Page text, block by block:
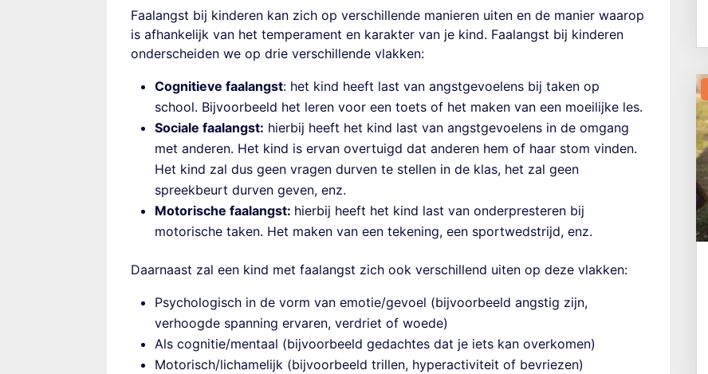
Faalangst bij kinderen kan zich op verschillende manieren uiten en de manier waarop
is afhankelijk van het temperament en karakter van je kind. Faalangst bij kinderen
onderscheiden we op drie verschillende vlakken:
Cognitieve faalangst: het kind heeft last van angstgevoelens bijtaken op
school. Bijvoorbeeld het lerenvooreen toets of het maken van een moeilijke les.
Sociale faalangst: hierbij heeft het kind last van angstgevoelens in de omgang
met anderen. Het kind is ervan overtuigd dat anderen hem of haar stom vinden.
Het kind zal dus geen vragen durvente stellen in de klas, het zal geen
spreekbeurt durvengeven, enz.
Motorische faalangst: hierbij heeft het kind last van onderpresteren bij
motorische taken. Het maken van een tekening, een sportwedstrijd, enz.
Daarnaast zal een kind met faalangst zich ook verschillend uiten op deze vlakken:
Psychologisch in de vorm van emotie/gevoel (bijvoorbeeld angstig zijn,
verhoogde spanning ervaren, verdrietofwoede)
Als cognitie/mentaal (bijvoorbeeld gedachtes dat je iets kan overkomen)
Motorisch/lichamelijk (bijvoorbeeld trillen, hyperactiviteitof bevriezen)